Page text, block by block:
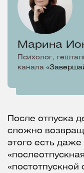
Марина
Психолог,
канала
После отпуска
сложно
этого есть